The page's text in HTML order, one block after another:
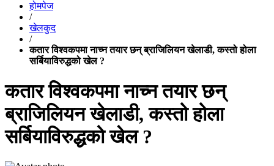
होमपेज
/
खेलकुद
/
कतार विश्वकपमा नाच्न तयार छन् ब्राजिलियन खेलाडी, कस्तो होला
सर्बियाविरुद्धको खेल ?
कतार विश्वकपमा नाच्न तयार छन्
ब्राजिलियन खेलाडी, कस्तो होला
सर्बियाविरुद्धको खेल ?